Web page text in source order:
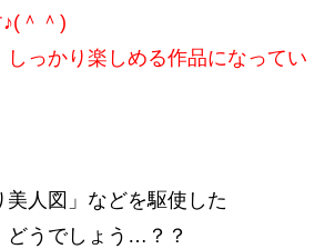
＾＾)
しっかり楽しめる作品になってい
人図」などを駆使した
どうでしょう…？？